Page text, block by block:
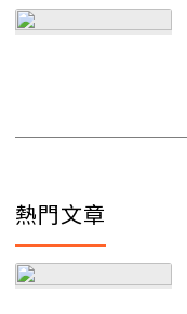
熱門文章